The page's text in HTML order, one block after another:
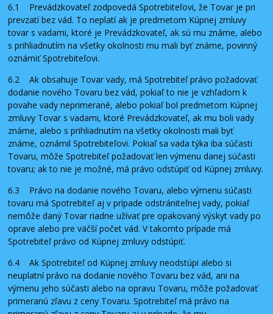
6.1 Prevádzkovateľ zodpovedá Spotrebiteľovi, že Tovar je pri
prevzatí bez vád. To neplatí ak je predmetom Kúpnej zmluvy
tovar s vadami, ktoré je Prevádzkovateľ, ak sú mu známe, alebo
s prihliadnutím na všetky okolnosti mu mali byť známe, povinný
oznámiť Spotrebiteľovi.
6.2 Ak obsahuje Tovar vady, má Spotrebiteľ právo požadovať
dodanie nového Tovaru bez vád, pokiaľ to nie je vzhľadom k
povahe vady neprimerané, alebo pokiaľ bol predmetom Kúpnej
zmluvy Tovar s vadami, ktoré Prevádzkovateľ, ak mu boli vady
známe, alebo s prihliadnutím na všetky okolnosti mali byť
známe, oznámil Spotrebiteľovi. Pokiaľ sa vada týka iba súčasti
Tovaru, môže Spotrebiteľ požadovať len výmenu danej súčasti
tovaru; ak to nie je možné, má právo odstúpiť od Kúpnej zmluvy.
6.3 Právo na dodanie nového Tovaru, alebo výmenu súčasti
tovaru má Spotrebiteľ aj v prípade odstrániteľnej vady, pokiaľ
nemôže daný Tovar riadne užívať pre opakovaný výskyt vady po
oprave alebo pre väčší počet vád. V takomto prípade má
Spotrebiteľ právo od Kúpnej zmluvy odstúpiť.
6.4 Ak Spotrebiteľ od Kúpnej zmluvy neodstúpi alebo si
neuplatní právo na dodanie nového Tovaru bez vád, ani na
výmenu jeho súčasti alebo na opravu Tovaru, môže požadovať
primeranú zľavu z ceny Tovaru. Spotrebiteľ má právo na